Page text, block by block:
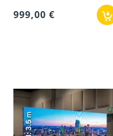
999,00 €